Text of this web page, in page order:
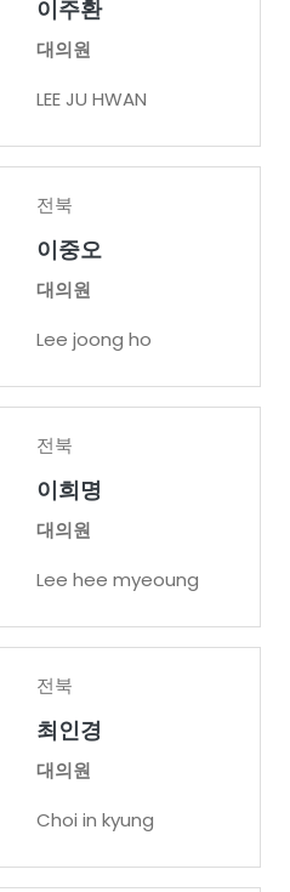
이주환
대의원
LEE JU HWAN
전북
이중오
대의원
Lee joong ho
전북
이희명
대의원
Lee hee myeoung
전북
최인경
대의원
Choi in kyung